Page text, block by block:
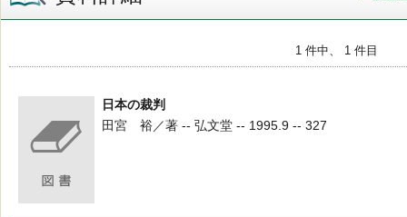
1 件中、 1 件目
日本の裁判
田宮 裕／著 -- 弘文堂 -- 1995.9 -- 327